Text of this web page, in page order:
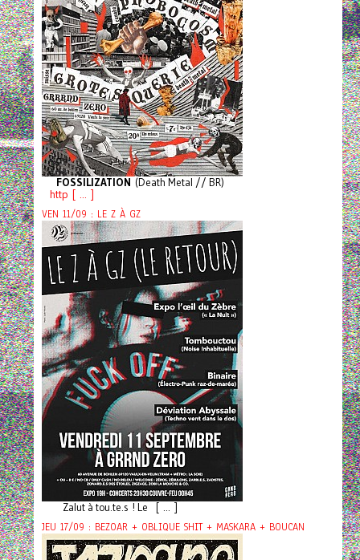
FOSSILIZATION (Death Metal // BR)
http [ ... ]
VEN 11/09 : LE Z À GZ
Zalut à tou.te.s ! Le [ ... ]
JEU 17/09 : BEZOAR + OBLIQUE SHIT + MASKARA + BOUCAN